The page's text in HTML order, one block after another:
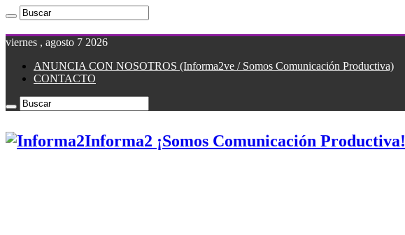
viernes , agosto 7 2026
ANUNCIA CON NOSOTROS (Informa2ve / Somos Comunicación Productiva)
CONTACTO
Informa2 ¡Somos Comunicación Productiva!